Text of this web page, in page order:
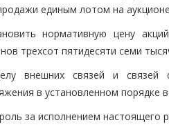
единым лотом на
нормативную цену
трехсот пятидесяти семи
внешних связей и связей
в установленном порядке
за исполнением настоящего